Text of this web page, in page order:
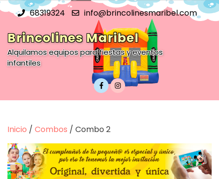
Saltar
68319324 info@brincolinesmaribel.com
Brincolines Maribel
Alquilamos equipos para fiestas y eventos
infantiles
Inicio / Combos / Combo 2